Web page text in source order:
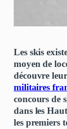
Les skis
moyen de
découvre
militaires
concours de
dans les
les premiers